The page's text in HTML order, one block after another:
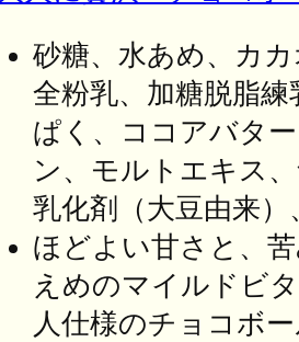
砂糖、水あめ、カ
全粉乳、加糖脱脂
ぱく、ココアバタ
ン、モルトエキス
乳化剤（大豆由来
ほどよい甘さと、
えめのマイルドビ
人仕様のチョコボ